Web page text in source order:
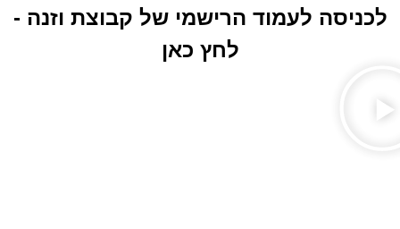
לכניסה לעמוד הרישמי של קבוצת וזנה -
לחץ כאן